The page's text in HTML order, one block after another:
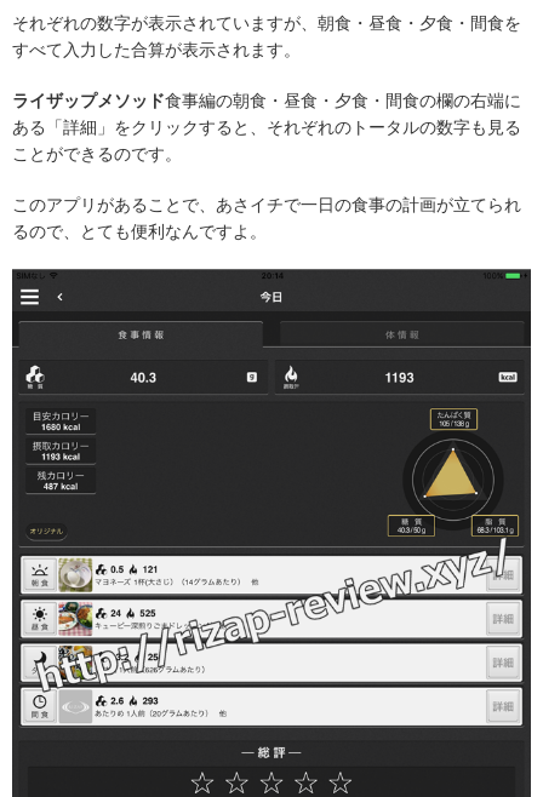
それぞれの数字が表示されていますが、朝食・昼食・夕食・間食を
すべて入力した合算が表示されます。
ライザップメソッド食事編の朝食・昼食・夕食・間食の欄の右端に
ある「詳細」をクリックすると、それぞれのトータルの数字も見る
ことができるのです。
このアプリがあることで、あさイチで一日の食事の計画が立てられ
るので、とても便利なんですよ。